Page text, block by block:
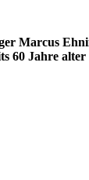
Marcus
Jahre